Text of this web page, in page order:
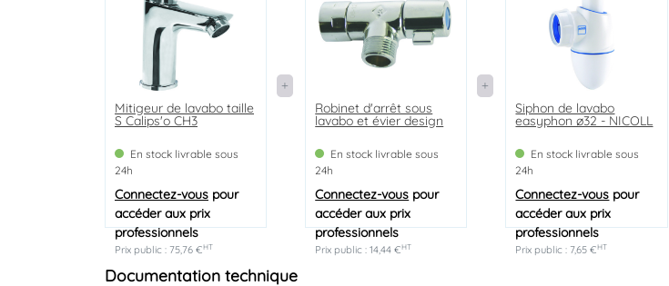
Mitigeur de lavabo taille
S Calips'o CH3
En stock livrable sous
24h
Connectez-vous pour
accéder aux prix
professionnels
Prix public : 75,76 €HT
Robinet d'arrêt sous
lavabo et évier design
En stock livrable sous
24h
Connectez-vous pour
accéder aux prix
professionnels
Prix public : 14,44 €HT
Siphon de lavabo
easyphon ø32 - NICOLL
En stock livrable sous
24h
Connectez-vous pour
accéder aux prix
professionnels
Prix public : 7,65 €HT
Documentation technique